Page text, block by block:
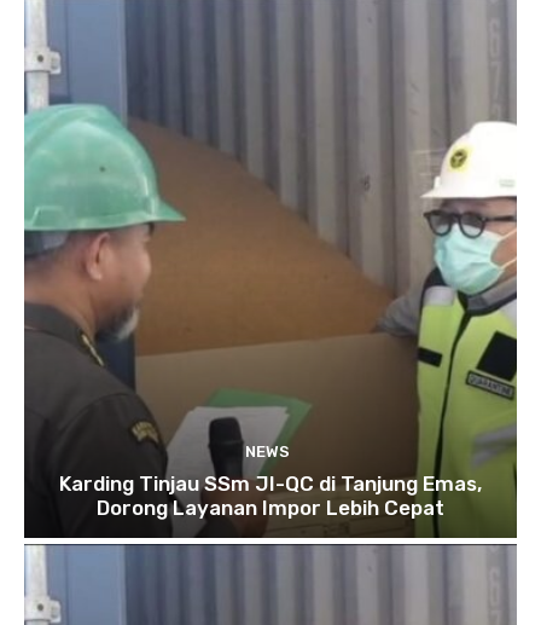
NEWS
Karding Tinjau SSm JI-QC di Tanjung Emas,
Dorong Layanan Impor Lebih Cepat